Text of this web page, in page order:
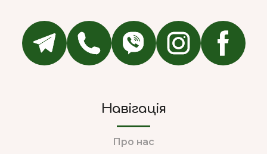
Навігація
Про нас